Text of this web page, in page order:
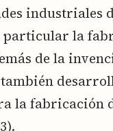
industriales
particular la
de la
la fabricación